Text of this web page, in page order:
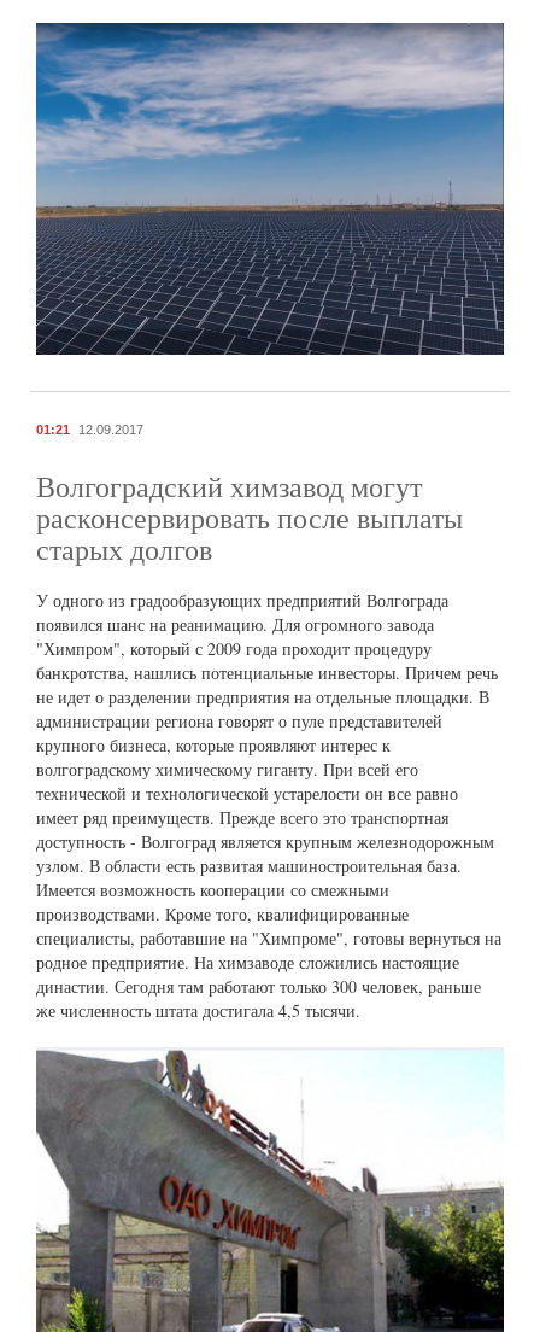
01:21 12.09.2017
Волгоградский химзавод могут
расконсервировать после выплаты
старых долгов
У одного из градообразующих предприятий Волгограда
появился шанс на реанимацию. Для огромного завода
"Химпром", который с 2009 года проходит процедуру
банкротства, нашлись потенциальные инвесторы. Причем речь
не идет о разделении предприятия на отдельные площадки. В
администрации региона говорят о пуле представителей
крупного бизнеса, которые проявляют интерес к
волгоградскому химическому гиганту. При всей его
технической и технологической устарелости он все равно
имеет ряд преимуществ. Прежде всего это транспортная
доступность - Волгоград является крупным железнодорожным
узлом. В области есть развитая машиностроительная база.
Имеется возможность кооперации со смежными
производствами. Кроме того, квалифицированные
специалисты, работавшие на "Химпроме", готовы вернуться на
родное предприятие. На химзаводе сложились настоящие
династии. Сегодня там работают только 300 человек, раньше
же численность штата достигала 4,5 тысячи.